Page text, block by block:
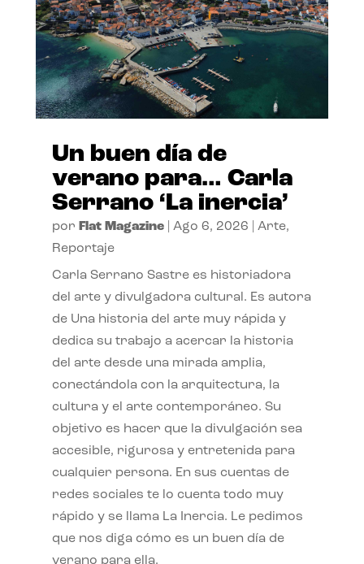
Un buen día de
verano para… Carla
Serrano ‘La inercia’
por Flat Magazine| Ago 6, 2026 Arte,
Reportaje
Carla Serrano Sastre es historiadora
del arte y divulgadora cultural. Es autora
de Una historia del arte muy rápida y
dedica su trabajo a acercar la historia
del arte desde una mirada amplia,
conectándola con la arquitectura, la
cultura y el arte contemporáneo. Su
objetivo es hacer que la divulgación sea
accesible, rigurosa y entretenida para
cualquier persona. En sus cuentas de
redes sociales te lo cuenta todo muy
rápido y se llama La Inercia. Le pedimos
que nos diga cómo es un buen día de
verano para ella.